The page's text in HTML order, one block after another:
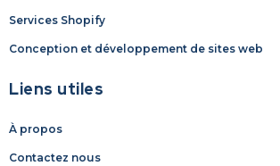
Services Shopify
Conception et développement de sites web
Liens utiles
À propos
Contactez nous